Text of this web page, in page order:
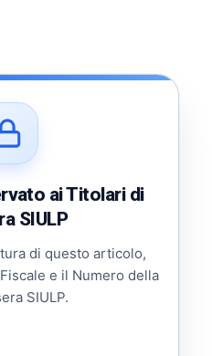
ai Titolari di
SIULP
di questo articolo,
e il Numero della
SIULP.